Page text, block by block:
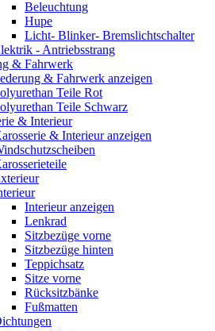
Beleuchtung
Hupe
Licht- Blinker- Bremslichtschalter
- Antriebsstrang
& Fahrwerk
& Fahrwerk anzeigen
Teile Rot
Teile Schwarz
& Interieur
& Interieur anzeigen
Interieur anzeigen
Lenkrad
Sitzbezüge vorne
Sitzbezüge hinten
Teppichsatz
Sitze vorne
Rücksitzbänke
Fußmatten